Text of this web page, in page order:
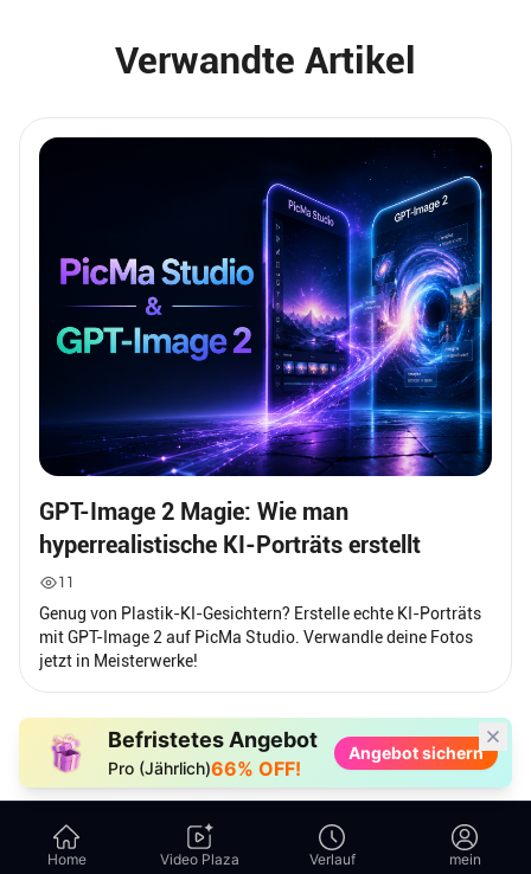
Verwandte Artikel
GPT-Image 2 Magie: Wie man
hyperrealistische KI-Porträts erstellt
11
Genug von Plastik-KI-Gesichtern? Erstelle echte KI-Porträts
mit GPT-Image 2 auf PicMa Studio. Verwandle deine Fotos
jetzt in Meisterwerke!
Home​ Video Plaza Verlauf mein
Befristetes Angebot
Pro (Jährlich)66% OFF!
Angebot sichern